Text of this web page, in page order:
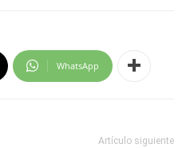
WhatsApp
Artículo siguiente